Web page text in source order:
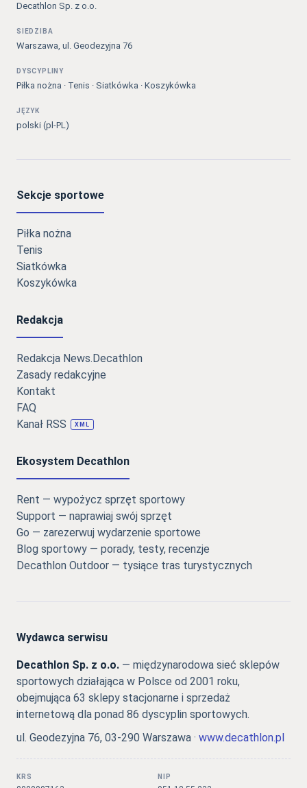
Decathlon Sp. z o.o.
SIEDZIBA
Warszawa, ul. Geodezyjna 76
DYSCYPLINY
Piłka nożna · Tenis · Siatkówka · Koszykówka
JĘZYK
polski (pl-PL)
Sekcje sportowe
Piłka nożna
Tenis
Siatkówka
Koszykówka
Redakcja
Redakcja News.Decathlon
Zasady redakcyjne
Kontakt
FAQ
Kanał RSS
XML
Ekosystem Decathlon
Rent — wypożycz sprzęt sportowy
Support — naprawiaj swój sprzęt
Go — zarezerwuj wydarzenie sportowe
Blog sportowy — porady, testy, recenzje
Decathlon Outdoor — tysiące tras turystycznych
Wydawca serwisu
Decathlon Sp. z o.o. — międzynarodowa sieć sklepów
sportowych działająca w Polsce od 2001 roku,
obejmująca 63 sklepy stacjonarne i sprzedaż
internetową dla ponad 86 dyscyplin sportowych.
ul. Geodezyjna 76, 03-290 Warszawa · www.decathlon.pl
KRS NIP